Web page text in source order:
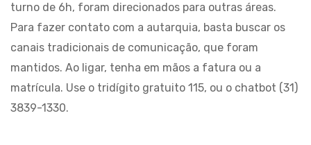
turno de 6h, foram direcionados para outras áreas.
Para fazer contato com a autarquia, basta buscar os
canais tradicionais de comunicação, que foram
mantidos. Ao ligar, tenha em mãos a fatura ou a
matrícula. Use o tridígito gratuito 115, ou o chatbot (31)
3839-1330.